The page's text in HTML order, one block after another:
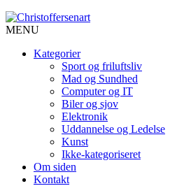
MENU
Kategorier
Sport og friluftsliv
Mad og Sundhed
Computer og IT
Biler og sjov
Elektronik
Uddannelse og Ledelse
Kunst
Ikke-kategoriseret
Om siden
Kontakt